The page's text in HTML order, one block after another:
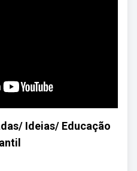
Ideias/ Educação